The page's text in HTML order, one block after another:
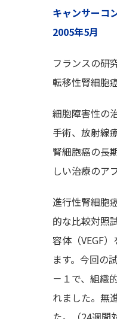
キャンサーコ
2005年5月
フランスの研
転移性腎細胞
細胞障害性の
手術、放射線
腎細胞癌の長
しい治療のア
進行性腎細胞
的な比較対照
容体（VEGF
ます。今回の
－１で、組織
れました。無